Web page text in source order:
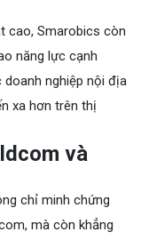
cao, Smarobics còn
năng lực cạnh
doanh nghiệp nội địa
xa hơn trên thị
và
chỉ minh chứng
mà còn khẳng